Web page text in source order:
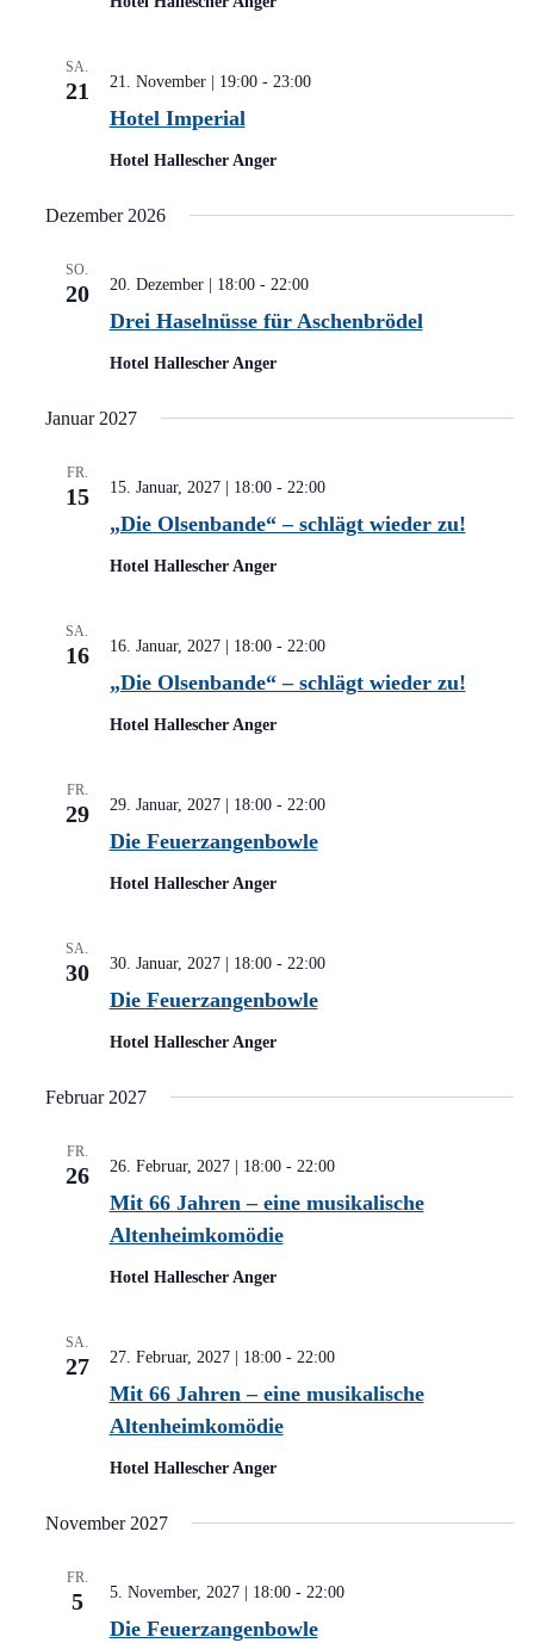
SA.
21
Hotel Imperial
21. November | 19:00- 23:00
Hotel Hallescher Anger
Dezember 2026
SO.
20
Drei Haselnüsse für Aschenbrödel
20. Dezember | 18:00- 22:00
Hotel Hallescher Anger
Januar 2027
FR.
15
„Die Olsenbande“ – schlägt wieder zu!
15. Januar, 2027 | 18:00- 22:00
Hotel Hallescher Anger
SA.
16
„Die Olsenbande“ – schlägt wieder zu!
16. Januar, 2027 | 18:00- 22:00
Hotel Hallescher Anger
FR.
29
Die Feuerzangenbowle
29. Januar, 2027 | 18:00- 22:00
Hotel Hallescher Anger
SA.
30
Die Feuerzangenbowle
30. Januar, 2027 | 18:00- 22:00
Hotel Hallescher Anger
Februar 2027
FR.
26
Mit 66 Jahren – eine musikalische
Altenheimkomödie
26. Februar, 2027 | 18:00- 22:00
Hotel Hallescher Anger
SA.
27
Mit 66 Jahren – eine musikalische
Altenheimkomödie
27. Februar, 2027 | 18:00- 22:00
Hotel Hallescher Anger
November 2027
FR.
5
Die Feuerzangenbowle
5. November, 2027 | 18:00- 22:00